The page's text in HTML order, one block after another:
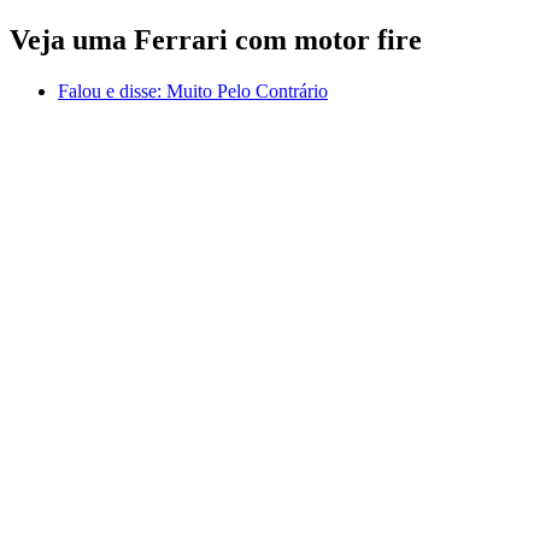
Veja uma Ferrari com motor fire
Falou e disse: Muito Pelo Contrário